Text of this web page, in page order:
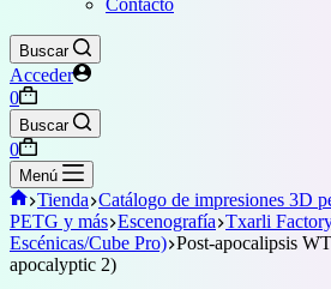
Contacto
Buscar
Acceder
Carro
de
compra
0
Buscar
Carro
de
compra
0
Menú
Inicio
Tienda Catálogo de impresiones 3D
PETG y más Escenografía Txarli
Escénicas/Cube Pro) Post-apocalipsis
apocalyptic 2)